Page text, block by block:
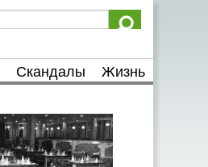
Скандалы Жизнь